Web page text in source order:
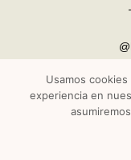
LUCIA
Usamos
experiencia en